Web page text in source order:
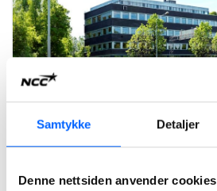
Samtykke Detaljer
Denne nettsiden anvender cookies
Lysaker Nova, Oslo